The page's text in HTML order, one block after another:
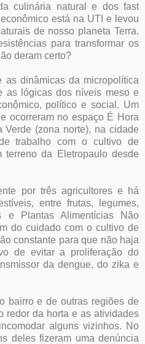
culinária natural e dos fast
está na UTI e levou
de nosso planeta Terra.
para transformar os
deram certo?
as dinâmicas da micropolítica
as lógicas dos níveis meso e
político e social. Um
ocorreram no espaço É Hora
(zona norte), na cidade
trabalho com o cultivo de
terreno da Eletropaulo desde
por três agricultores e há
entre frutas, legumes,
e Plantas Alimentícias Não
do cuidado com o cultivo de
constante para que não haja
de evitar a proliferação do
da dengue, do zika e
bairro e de outras regiões de
redor da horta e as atividades
alguns vizinhos. No
deles fizeram uma denúncia